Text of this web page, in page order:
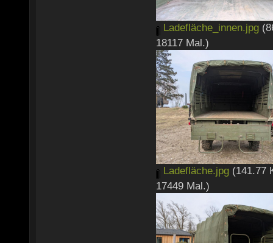
Ladefläche_innen.jpg
18117 Mal.)
Ladefläche.jpg (141.77
17449 Mal.)